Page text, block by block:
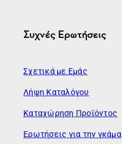
Συχνές Ερωτήσεις
Σχετικά με Εμάς
Λήψη Καταλόγου
Καταχώρηση Προϊόντος
Ερωτήσεις για την γκάμα